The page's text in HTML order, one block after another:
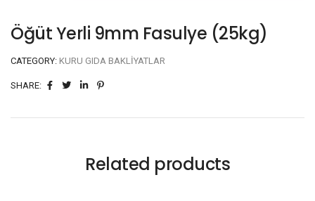
Öğüt Yerli 9mm Fasulye (25kg)
CATEGORY: KURU GIDA BAKLIYATLAR
SHARE:
Related products